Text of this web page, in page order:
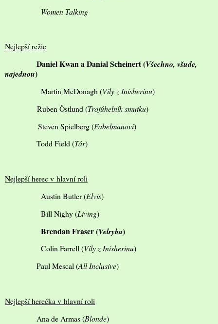
Women Talking
Nejlepší režie
Daniel Kwan a Danial Scheinert (Všechno, všude,
najednou)
Martin McDonagh (Víly z Inisherinu)
Ruben Östlund (Trojúhelník smutku)
Steven Spielberg (Fabelmanovi)
Todd Field (Tár)
Nejlepší herec v hlavní roli
Austin Butler (Elvis)
Bill Nighy (Living)
Brendan Fraser (Velryba)
Colin Farrell (Víly z Inisherinu)
Paul Mescal (All Inclusive)
Nejlepší herečka v hlavní roli
Ana de Armas (Blonde)